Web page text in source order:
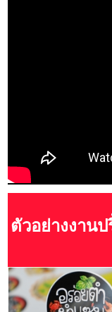
ตัวอย่างงานป